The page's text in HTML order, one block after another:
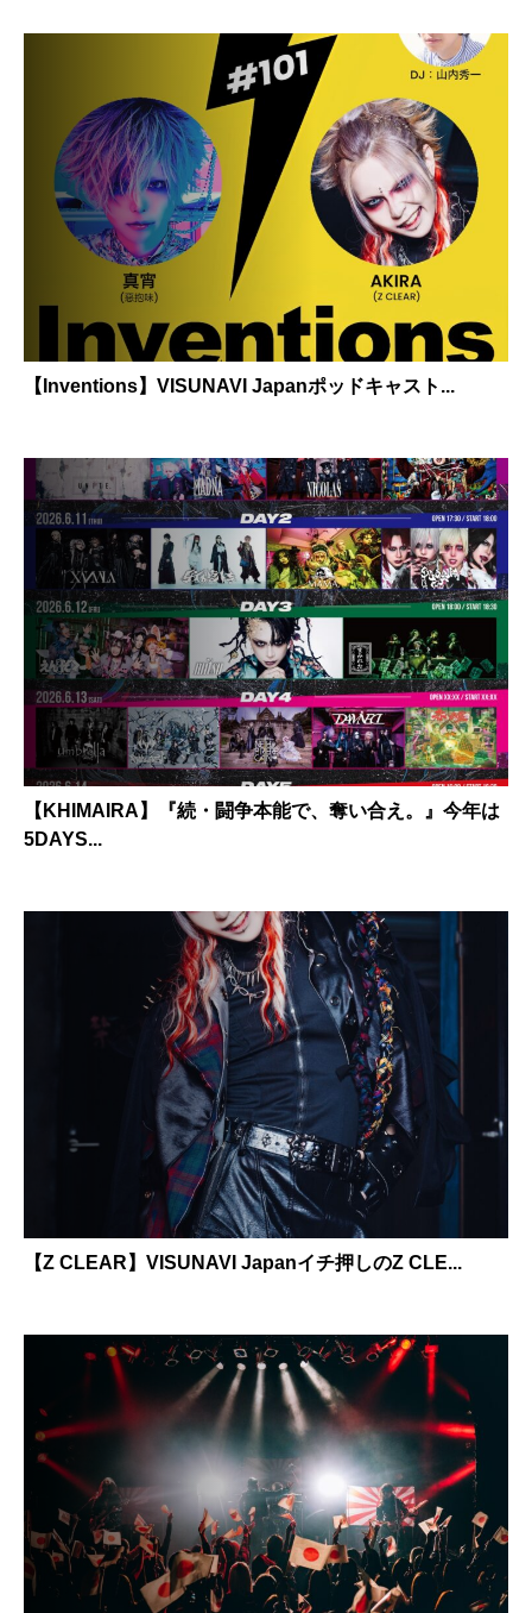
【Inventions】VISUNAVI Japanポッドキャスト...
【KHIMAIRA】『続・闘争本能で、奪い合え。』今年は
5DAYS...
【Z CLEAR】VISUNAVI Japanイチ押しのZ CLE...